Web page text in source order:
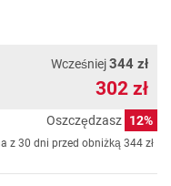
Wcześniej344 zł
302 zł
Oszczędzasz 12%
z 30 dni przed obniżką 344 zł